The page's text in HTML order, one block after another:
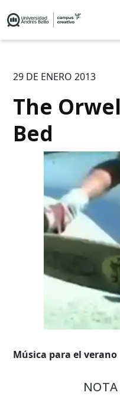
29 DE ENERO 2013
The
Bed
Música para el verano